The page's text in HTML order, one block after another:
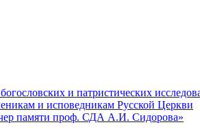
и патристических
и исповедникам Русской Церкви
памяти проф. СДА А.И. Сидорова»